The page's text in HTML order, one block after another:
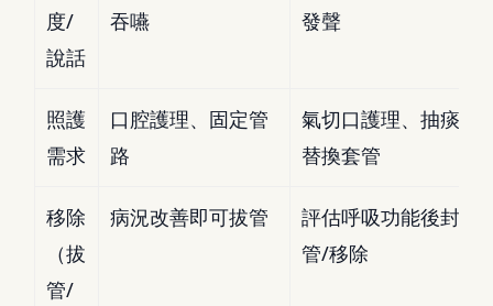
度/
說話
吞嚥
發聲
照護
需求
口腔護理、固定管
路
氣切口護理、抽痰、
替換套管
移除
（拔
管/
病況改善即可拔管
評估呼吸功能後封
管/移除